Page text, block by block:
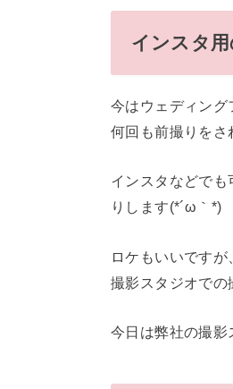
インスタ
今はウェディング
何回も前撮りをさ
インスタなどで
りします(*´ω｀*)
ロケもいいです
撮影スタジオでの
今日は弊社の撮影